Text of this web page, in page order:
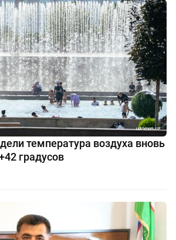
температура воздуха вновь
градусов